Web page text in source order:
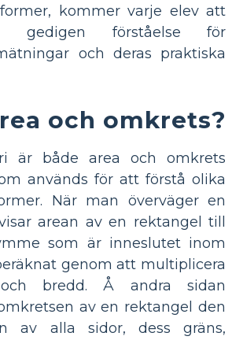
kommer varje elev att
gedigen förståelse för
och deras praktiska
och omkrets?
är både area och omkrets
används för att förstå olika
När man överväger en
arean av en rektangel till
som är inneslutet inom
genom att multiplicera
bredd. Å andra sidan
av en rektangel den
av alla sidor, dess gräns,